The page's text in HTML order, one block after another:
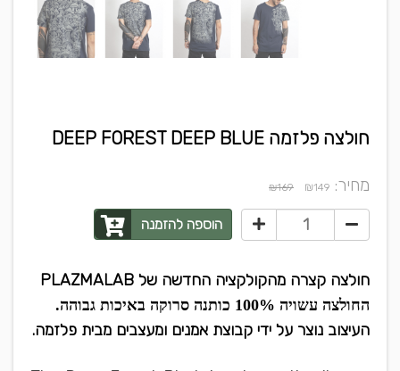
חולצה פלזמה DEEP FOREST DEEP BLUE
מחיר: ₪149
₪169
הוספה להזמנה
חולצה קצרה מהקולקציה החדשה של PLAZMALAB
החולצה עשויה 100% כותנה סרוקה באיכות גבוהה.
העיצוב נוצר על ידי קבוצת אמנים ומעצבים מבית פלזמה.